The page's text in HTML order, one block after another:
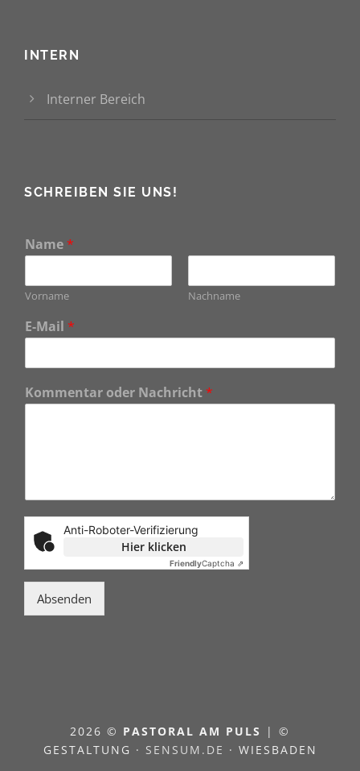
INTERN
Interner Bereich
SCHREIBEN SIE UNS!
Name *
Vorname Nachname
E-Mail *
Kommentar oder Nachricht *
Anti-Roboter-Verifizierung
Hier klicken
FriendlyCaptcha ⇗
Absenden
2026 © PASTORAL AM PULS
| ©
GESTALTUNG · SENSUM.DE · WIESBADEN